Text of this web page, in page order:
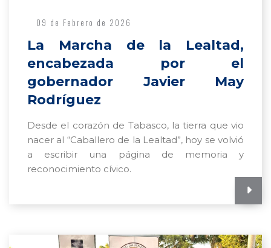
09 de Febrero de 2026
La Marcha de la Lealtad,
encabezada por el
gobernador Javier May
Rodríguez
Desde el corazón de Tabasco, la tierra que vio
nacer al “Caballero de la Lealtad”, hoy se volvió
a escribir una página de memoria y
reconocimiento cívico.